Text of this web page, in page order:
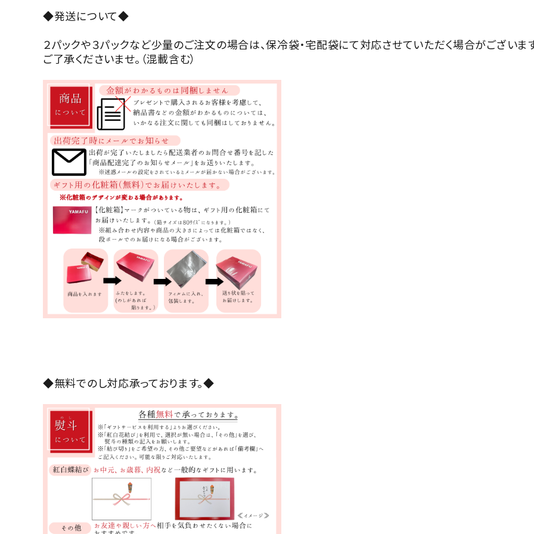
◆発送について◆
２パックや３パックなど少量のご注文の場合は、保冷袋・宅配袋にて対応させていただく場合がございま
ご了承くださいませ。（混載含む）
◆無料でのし対応承っております。◆